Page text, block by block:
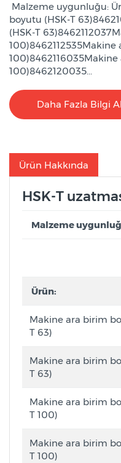
Malzeme uygunluğu:
boyutu (HSK-T
(HSK-T
100)8462120035...
Daha Fazla Bilgi Al
Ürün Hakkında
HSK-T
Malzeme
Ürün:
Makine ara birim
T 63)
Makine ara birim
T 63)
Makine ara birim
T 100)
Makine ara birim
T 100)